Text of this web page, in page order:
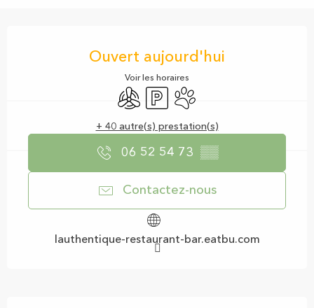
Ouvert aujourd'hui
Voir les horaires
Air conditionné
ParkingAnimaux acceptés
+ 40 autre(s) prestation(s)
06 52 54 73 ▒▒
Contactez-nous
lauthentique-restaurant-bar.eatbu.com